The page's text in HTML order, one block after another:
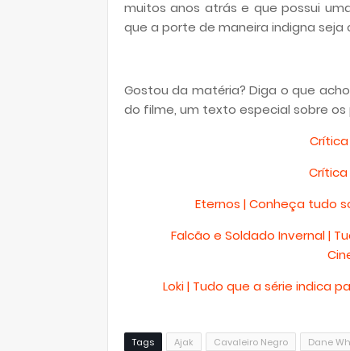
muitos anos atrás e que possui
que a porte de maneira indigna
Gostou da matéria? Diga o que
do filme, um texto especial sobre
Crítica
Eternos | Conheça tudo
Falcão e Soldado Invernal |
Loki | Tudo que a série indica
Tags Ajak Cavaleiro Negro Dane